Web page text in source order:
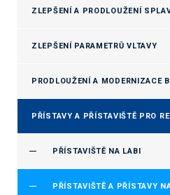
ZLEPŠENÍ A PRODLOUŽENÍ
ZLEPŠENÍ PARAMETRŮ VLTAVY
PRODLOUŽENÍ A MODERNIZACE
PŘÍSTAVY A PŘÍSTAVIŠTĚ PRO
PŘÍSTAVIŠTĚ NA LABI
PŘÍSTAVIŠTĚ A PŘÍSTAVY